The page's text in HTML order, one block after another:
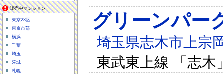
グリーンパー
埼玉県志木市上宗
東武東上線 「志木
販売中マンション
東京23区
東京市部
横浜
千葉
埼玉
茨城
札幌